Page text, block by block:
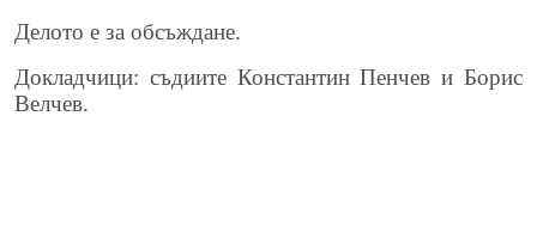
Делото е за обсъждане.
Докладчици: съдиите Константин Пенчев и Борис
Велчев.